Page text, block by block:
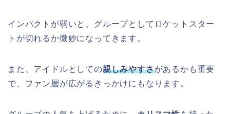
インパクトが弱いと、グループとしてロケットスター
トが切れるか微妙になってきます。
また、アイドルとしての親しみやすさがあるかも重要
で、ファン層が広がるきっかけにもなります。